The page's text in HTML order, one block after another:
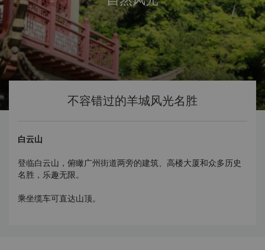
不容错过的羊城风光名胜
白云山
登临白云山，俯瞰广州街道两旁的建筑、高楼大厦和众多历史
名胜，乐趣无限。
乘坐缆车可直达山顶。